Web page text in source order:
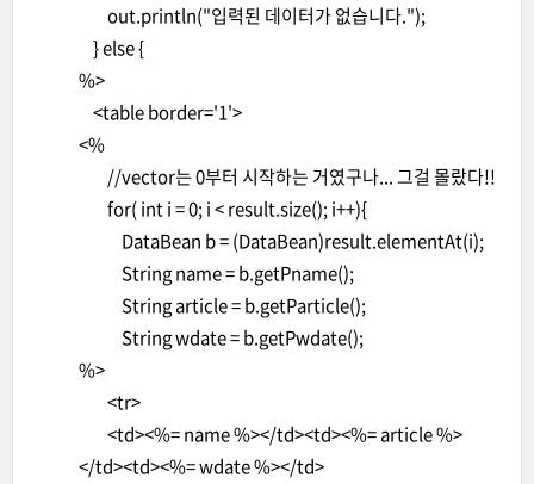
out.println("입력된 데이터가 없습니다.");
} else {
%>
<table border='1'>
<%
//vector는 0부터 시작하는 거였구나... 그걸 몰랐다!!
for( int i = 0; i < result.size(); i++){
DataBean b = (DataBean)result.elementAt(i);
String name = b.getPname();
String article = b.getParticle();
String wdate = b.getPwdate();
%>
<tr>
<td><%= name %></td><td><%= article %>
</td><td><%= wdate %></td>